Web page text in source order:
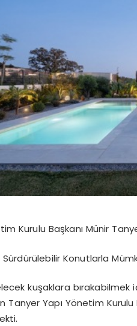
Kurulu Başkanı Münir
Konutlarla
kuşaklara
Yapı Yönetim Kurulu